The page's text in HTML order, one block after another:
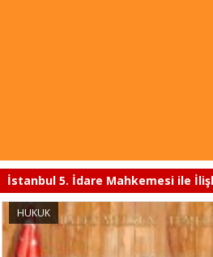
İstanbul 5. İdare Mahkemesi ile
HUKUK